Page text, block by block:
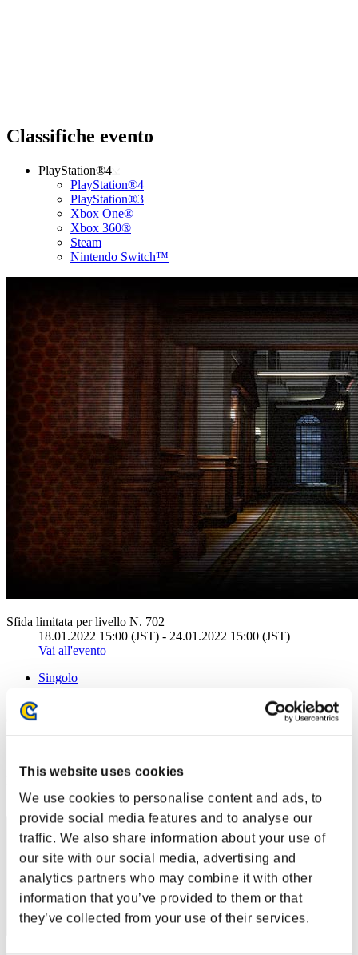
This website uses cookies
We use cookies to personalise content and ads, to
provide social media features and to analyse our
traffic. We also share information about your use of
our site with our social media, advertising and
analytics partners who may combine it with other
information that you’ve provided to them or that
they’ve collected from your use of their services.
Classifiche evento
PlayStation®4
PlayStation®4
PlayStation®3
Xbox One®
Xbox 360®
Steam
Nintendo Switch™
Sfida limitata per livello N. 702
18.01.2022 15:00 (JST) - 24.01.2022 15:00 (JST)
Vai all'evento
Singolo
Co-op
(Le classifiche sono aggiornate ogni 6 ore)
Posizione
151